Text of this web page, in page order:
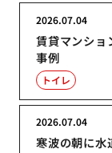
賃貸マンショ
事例
2026.07.04
トイレ
寒波の朝に水
2026.07.04